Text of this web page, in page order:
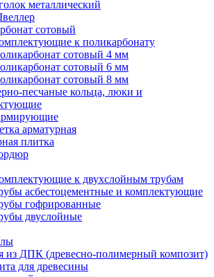
металлический
сотовый
к поликарбонату
сотовый 4 мм
сотовый 6 мм
сотовый 8 мм
песчаные кольца, люки и
арматурная
плитка
к двухслойным трубам
асбестоцементные и комплектующие
гофрированные
двуслойные
из ДПК (древесно-полимерный композит)
для древесины